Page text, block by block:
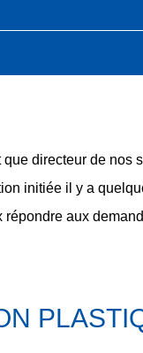
directeur de
initiée il y a
aux